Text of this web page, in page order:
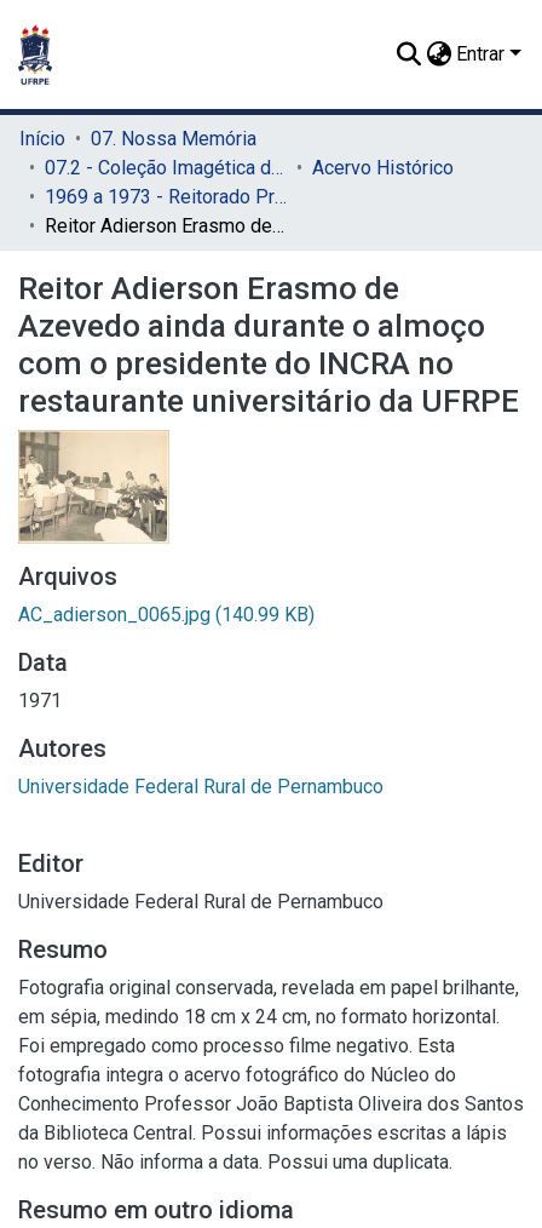
Entrar
Início
07. Nossa Memória
07.2 - Coleção Imagética do SIB
Acervo Histórico
1969 a 1973 - Reitorado Prof. Adierson Erasmo de Azevedo
Reitor Adierson Erasmo de Azevedo ainda durante o almoço com o presidente do INCRA no restaurante universitário da UFRPE
Reitor Adierson Erasmo de
Azevedo ainda durante o almoço
com o presidente do INCRA no
restaurante universitário da UFRPE
Arquivos
AC_adierson_0065.jpg (140.99 KB)
Data
1971
Autores
Universidade Federal Rural de Pernambuco
Editor
Universidade Federal Rural de Pernambuco
Resumo
Fotografia original conservada, revelada em papel brilhante,
em sépia, medindo 18 cm x 24 cm, no formato horizontal.
Foi empregado como processo filme negativo. Esta
fotografia integra o acervo fotográfico do Núcleo do
Conhecimento Professor João Baptista Oliveira dos Santos
da Biblioteca Central. Possui informações escritas a lápis
no verso. Não informa a data. Possui uma duplicata.
Resumo em outro idioma